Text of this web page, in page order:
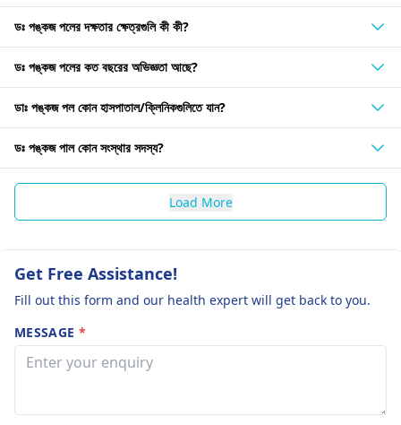
ডঃ পঙ্কজ পলের দক্ষতার ক্ষেত্রগুলি কী কী?
ডঃ পঙ্কজ পলের কত বছরের অভিজ্ঞতা আছে?
ডাঃ পঙ্কজ পল কোন হাসপাতাল/ক্লিনিকগুলিতে যান?
ডঃ পঙ্কজ পাল কোন সংস্থার সদস্য?
Load More
Get Free Assistance!
Fill out this form and our health expert will get back to you.
MESSAGE *